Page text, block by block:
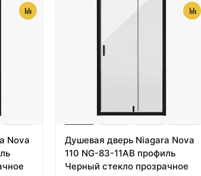
Nova
Душевая дверь Niagara Nova
110 NG-83-11AB профиль
Черный стекло прозрачное